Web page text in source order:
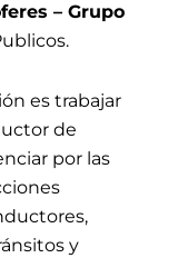
– Grupo
es trabajar
de
por las
y